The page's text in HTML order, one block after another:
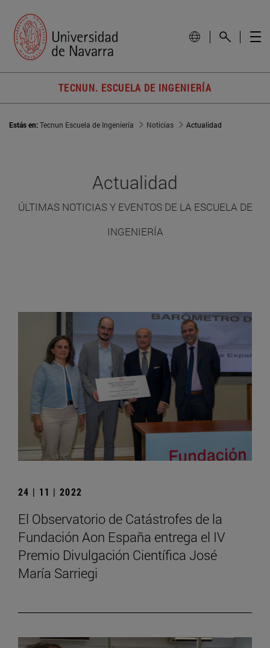
TECNUN. ESCUELA DE INGENIERÍA
Estás en:Tecnun Escuela de Ingeniería Noticias Actualidad
Actualidad
ÚLTIMAS NOTICIAS Y EVENTOS DE LA ESCUELA DE
INGENIERÍA
24 | 11 | 2022
El Observatorio de Catástrofes de la
Fundación Aon España entrega el IV
Premio Divulgación Científica José
María Sarriegi